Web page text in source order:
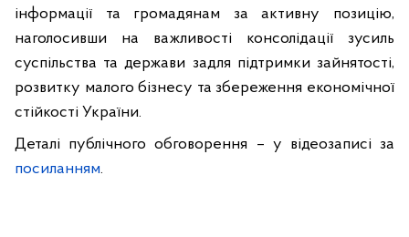
інформації та громадянам за активну позицію,
наголосивши на важливості консолідації зусиль
суспільства та держави задля підтримки зайнятості,
розвитку малого бізнесу та збереження економічної
стійкості України.
Деталі публічного обговорення – у відеозаписі за
посиланням.